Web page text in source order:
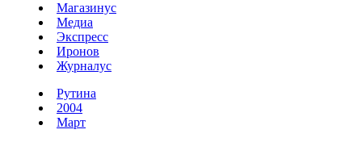
Магазинус
Медиа
Экспресс
Иронов
Журналус
Рутина
2004
Март